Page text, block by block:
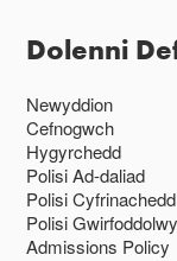
Dolenni
Newyddion
Cefnogwch
Hygyrchedd
Polisi Ad-daliad
Polisi Cyfrinachedd
Polisi
Admissions Policy